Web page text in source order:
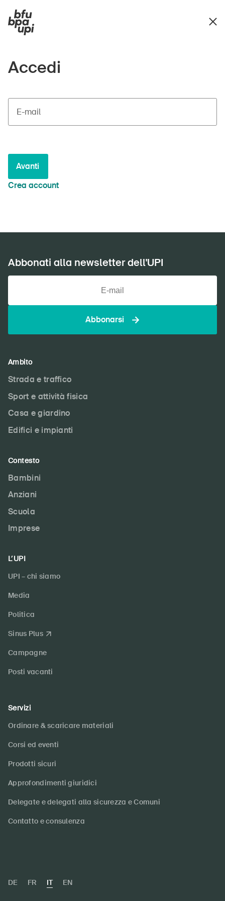
Accedi
E-mail
Avanti
Crea account
Abbonati alla newsletter dell'UPI
Abbonarsi
Ambito
Strada e traffico
Sport e attività fisica
Casa e giardino
Edifici e impianti
Contesto
Bambini
Anziani
Scuola
Imprese
L’UPI
UPI – chi siamo
Media
Politica
Sinus Plus
Campagne
Posti vacanti
Servizi
Ordinare & scaricare materiali
Corsi ed eventi
Prodotti sicuri
Approfondimenti giuridici
Delegate e delegati alla sicurezza e Comuni
Contatto e consulenza
DE FR IT EN